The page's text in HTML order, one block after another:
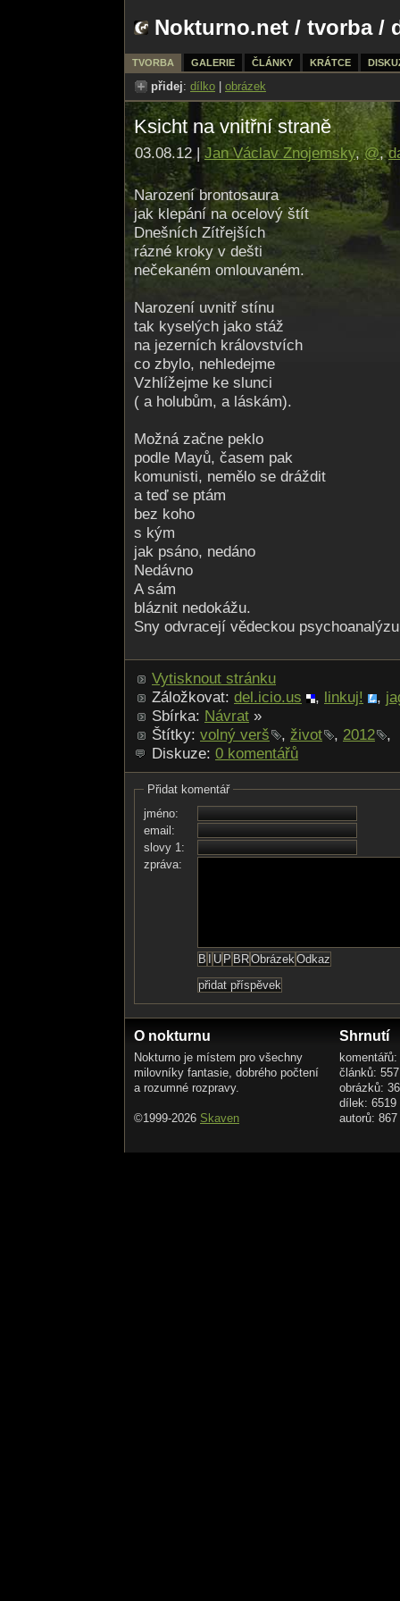
Nokturno.net / tvorba/
TVORBA GALERIE ČLÁNKY KRÁTCE
přidej: dílko obrázek
Ksicht na vnitřní straně
03.08.12 | Jan Václav Znojemsky,@,
Narození brontosaura
jak klepání na ocelový štít
Dnešních Zítřejších
rázné kroky v dešti
nečekaném omlouvaném.
Narození uvnitř stínu
tak kyselých jako stáž
na jezerních královstvích
co zbylo, nehledejme
Vzhlížejme ke slunci
( a holubům, a láskám).
Možná začne peklo
podle Mayů, časem pak
komunisti, nemělo se dráždit
a teď se ptám
bez koho
s kým
jak psáno, nedáno
Nedávno
A sám
bláznit nedokážu.
Sny odvracejí vědeckou
Vytisknout stránku
Záložkovat: del.icio.us , linkuj! ,
Sbírka: Návrat »
Štítky: volný verš , život , 2012
,
Diskuze: 0 komentářů
Přidat komentář
jméno:
email:
slovy 1:
zpráva:
O nokturnu
Nokturno je místem pro všechny
milovníky fantasie, dobrého počtení
a rozumné rozpravy.
©1999-2026 Skaven
Shrnutí
článků: 557
obrázků:
dílek: 6519
autorů: 867